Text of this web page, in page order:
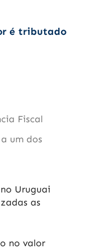
é tributado
Fiscal
um dos
Uruguai
as
no valor